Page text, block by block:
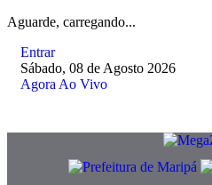
Aguarde, carregando...
Entrar
Sábado, 08 de Agosto 2026
Agora Ao Vivo